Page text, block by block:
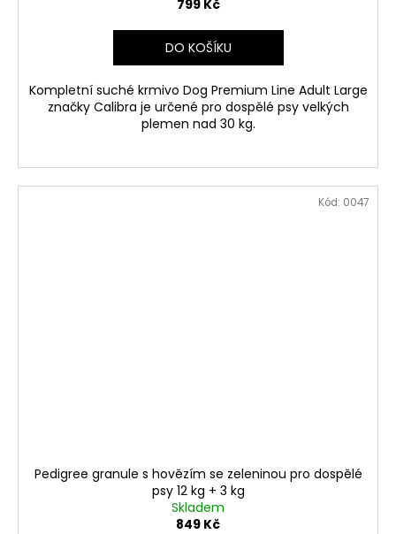
799 Kč
DO KOŠÍKU
Kompletní suché krmivo Dog Premium Line Adult Large
značky Calibra je určené pro dospělé psy velkých
plemen nad 30 kg.
Pedigree granule s hovězím se zeleninou pro dospělé
psy 12 kg + 3 kg
Skladem
849 Kč
Kód: 0047